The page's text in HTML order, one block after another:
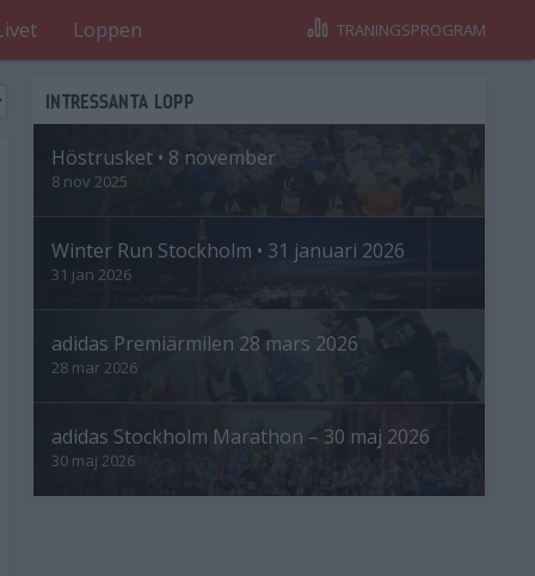
Loppen TRÄNINGSPROGRAM
INTRESSANTA LOPP
Höstrusket • 8 november
8 nov 2025
Winter Run Stockholm • 31 januari 2026
31 jan 2026
adidas Premiärmilen 28 mars 2026
28 mar 2026
adidas Stockholm Marathon – 30 maj 2026
30 maj 2026